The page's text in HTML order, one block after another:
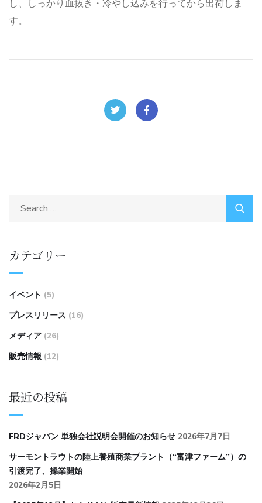
し、しっかり血抜き・冷やし込みを行ってから出荷しま
す。
カテゴリー
イベント (5)
プレスリリース (16)
メディア (26)
販売情報 (12)
最近の投稿
FRDジャパン 単独会社説明会開催のお知らせ 2026年7月7日
サーモントラウトの陸上養殖商業プラント（“富津ファーム”）の
引渡完了、操業開始
2026年2月5日